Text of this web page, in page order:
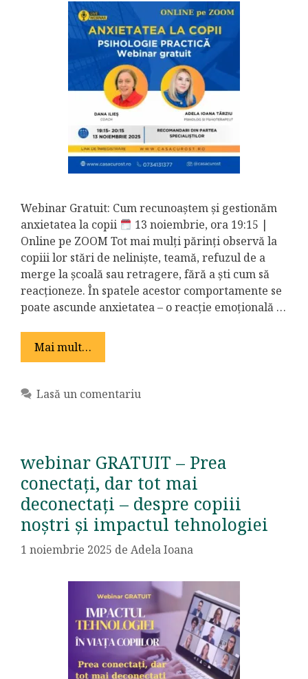
Webinar Gratuit: Cum recunoaștem și gestionăm
anxietatea la copii
13 noiembrie, ora 19:15 |
Online pe ZOOM Tot mai mulți părinți observă la
copiii lor stări de neliniște, teamă, refuzul de a
merge la școală sau retragere, fără a ști cum să
reacționeze. În spatele acestor comportamente se
poate ascunde anxietatea – o reacție emoțională …
Mai mult…
Lasă un comentariu
webinar GRATUIT – Prea
conectați, dar tot mai
deconectați – despre copiii
noștri și impactul tehnologiei
1 noiembrie 2025 de Adela Ioana